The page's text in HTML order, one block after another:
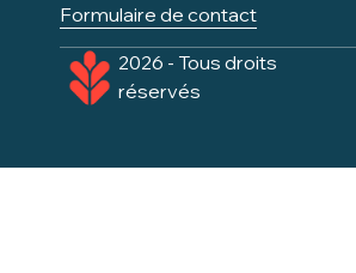
Formulaire de contact
2026 - Tous droits
réservés